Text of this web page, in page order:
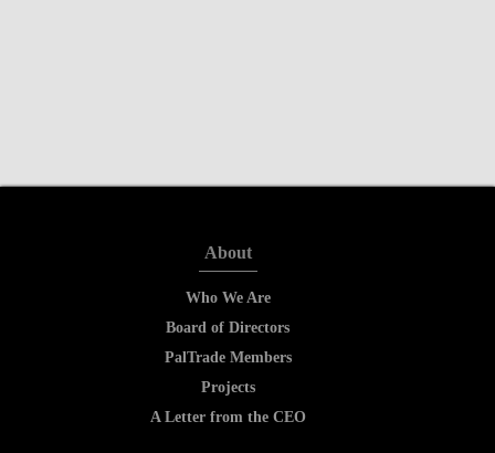
About
Who We Are
Board of Directors
PalTrade Members
Projects
A Letter from the CEO